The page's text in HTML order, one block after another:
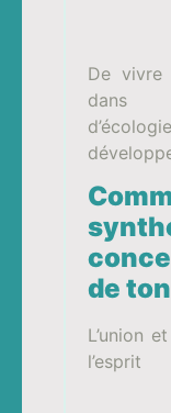
De vivre
dans
de
L’union
l’esprit